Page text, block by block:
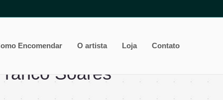
Encomendar O artista Loja Contato
Soares